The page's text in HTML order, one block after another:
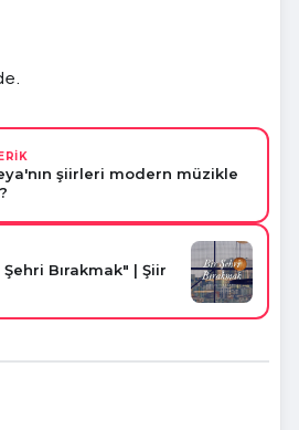
şiirleri modern müzikle
Bırakmak" | Şiir